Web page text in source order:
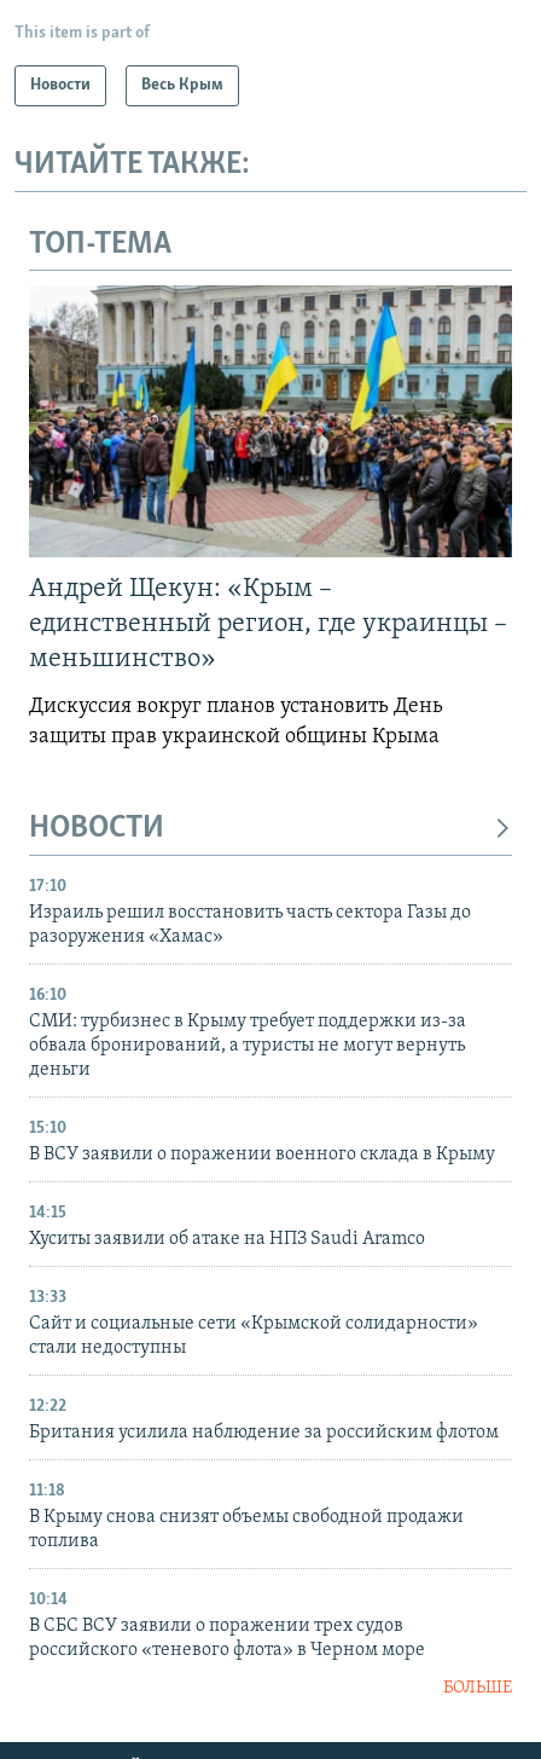
This item is part of
Новости Весь Крым
ЧИТАЙТЕ ТАКЖЕ:
ТОП-ТЕМА
Андрей Щекун: «Крым –
единственный регион, где украинцы –
меньшинство»
Дискуссия вокруг планов установить День
защиты прав украинской общины Крыма
НОВОСТИ
17:10
Израиль решил восстановить часть сектора Газы до
разоружения «Хамас»
16:10
СМИ: турбизнес в Крыму требует поддержки из-за
обвала бронирований, а туристы не могут вернуть
деньги
15:10
В ВСУ заявили о поражении военного склада в Крыму
14:15
Хуситы заявили об атаке на НПЗ Saudi Aramco
13:33
Сайт и социальные сети «Крымской солидарности»
стали недоступны
12:22
Британия усилила наблюдение за российским флотом
11:18
В Крыму снова снизят объемы свободной продажи
топлива
10:14
В СБС ВСУ заявили о поражении трех судов
российского «теневого флота» в Черном море
БОЛЬШЕ